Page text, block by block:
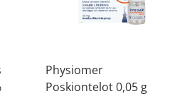
Physiomer
Poskiontelot 0,05 g